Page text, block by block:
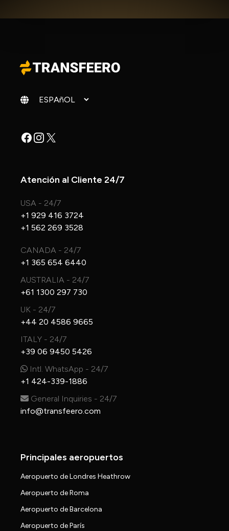
Cambiar idioma
Facebook
Instagram
X
Atención al Cliente 24/7
USA - 24/7
+1 929 416 3724
+1 562 269 3528
CANADA - 24/7
+1 365 654 6440
AUSTRALIA - 24/7
+61 1300 297 730
UK - 24/7
+44 20 4586 9665
ITALY - 24/7
+39 06 9450 5426
Intl. WhatsApp - 24/7
+1 424-339-1886
General Inquiries - 24/7
info@transfeero.com
Principales aeropuertos
Aeropuerto de Londres Heathrow
Aeropuerto de Roma
Aeropuerto de Barcelona
Aeropuerto de París